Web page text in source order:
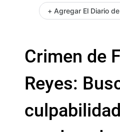
+ Agregar El Diario
Crimen de
Reyes: